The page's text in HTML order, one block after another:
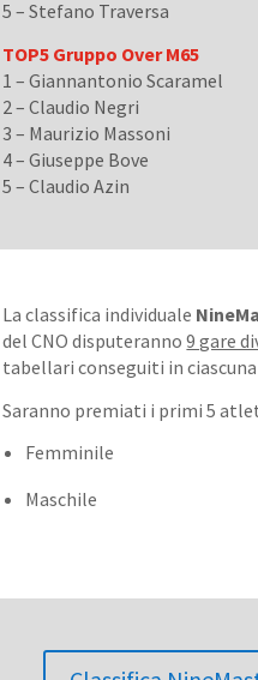
5 – Stefano Traversa
TOP5 Gruppo Over M65
1 – Giannantonio Scaramel
2 – Claudio Negri
3 – Maurizio Massoni
4 – Giuseppe Bove
5 – Claudio Azin
La classifica individuale
del CNO disputeranno9 gare
tabellari conseguiti in
Saranno premiati i primi 5
Femminile
Maschile